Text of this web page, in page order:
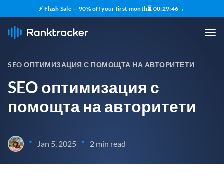
⚡ Flash Sale — 90% off your first month⏳ 00:29:45→
SEO ОПТИМИЗАЦИЯ С ПОМОЩТА НА АВТОРИТЕТИ
SEO оптимизация с
помощта на авторитети
• Jan 5, 2025 • 2 min read